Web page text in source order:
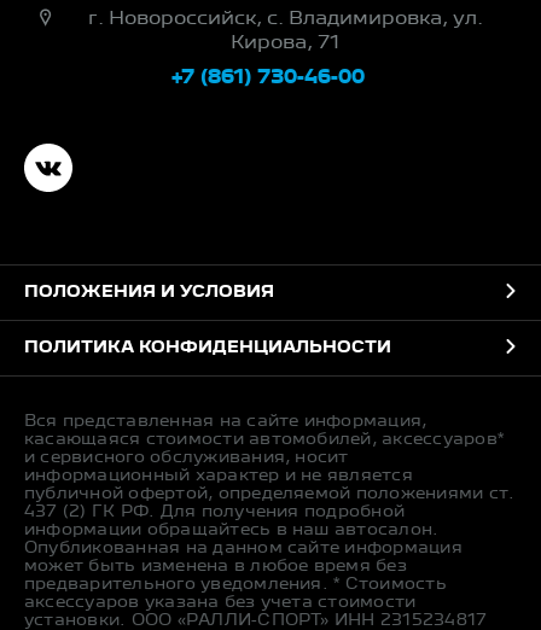
г. Новороссийск, с. Владимировка, ул.
Кирова, 71
+7 (861) 730-46-00
ПОЛОЖЕНИЯ И УСЛОВИЯ
ПОЛИТИКА КОНФИДЕНЦИАЛЬНОСТИ
Вся представленная на сайте информация,
касающаяся стоимости автомобилей, аксессуаров*
и сервисного обслуживания, носит
информационный характер и не является
публичной офертой, определяемой положениями ст.
437 (2) ГК РФ. Для получения подробной
информации обращайтесь в наш автосалон.
Опубликованная на данном сайте информация
может быть изменена в любое время без
предварительного уведомления. * Стоимость
аксессуаров указана без учета стоимости
установки. ООО «РАЛЛИ-СПОРТ» ИНН 2315234817